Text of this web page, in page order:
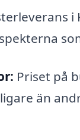
Priset på
än